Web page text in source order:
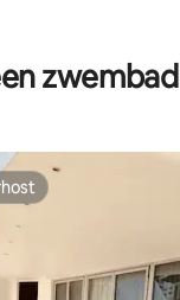
zwembad